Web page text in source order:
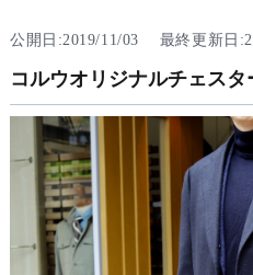
公開日:2019/11/03 最終更新日
コルウオリジナルチェスタ